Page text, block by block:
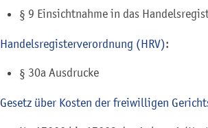
§ 9 Einsichtnahme in das
Handelsregisterverordnung (HRV):
§ 30a Ausdrucke
Gesetz über Kosten der freiwilligen